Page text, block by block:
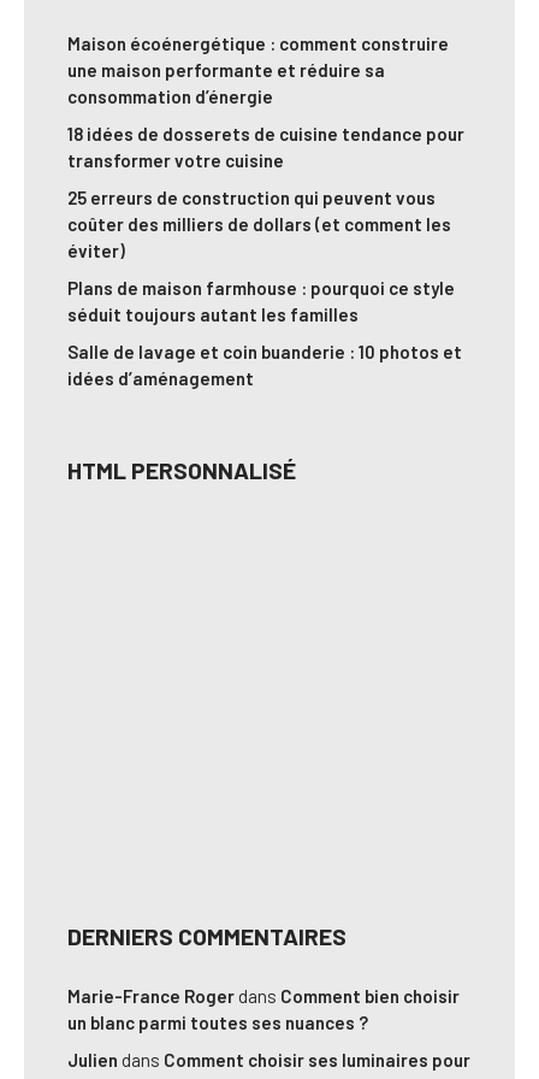
Maison écoénergétique : comment construire
une maison performante et réduire sa
consommation d’énergie
18 idées de dosserets de cuisine tendance pour
transformer votre cuisine
25 erreurs de construction qui peuvent vous
coûter des milliers de dollars (et comment les
éviter)
Plans de maison farmhouse : pourquoi ce style
séduit toujours autant les familles
Salle de lavage et coin buanderie : 10 photos et
idées d’aménagement
HTML PERSONNALISÉ
DERNIERS COMMENTAIRES
Marie-France Roger dans Comment bien choisir
un blanc parmi toutes ses nuances ?
Julien dans Comment choisir ses luminaires pour